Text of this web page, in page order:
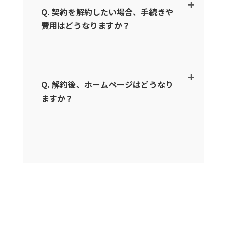
Q. 契約を解約したい場合、手続きや
費用はどうなりますか？
Q. 解約後、ホームページはどうなり
ますか？